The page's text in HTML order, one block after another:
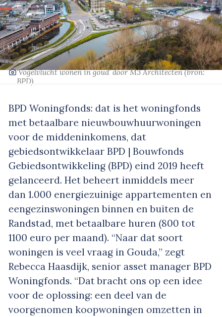
‘Vogelvlucht wonen in goud’door M3 Architecten(bron:
BPD)
BPD Woningfonds: dat is het woningfonds
met betaalbare nieuwbouwhuurwoningen
voor de middeninkomens, dat
gebiedsontwikkelaar BPD | Bouwfonds
Gebiedsontwikkeling (BPD) eind 2019 heeft
gelanceerd. Het beheert inmiddels meer
dan 1.000 energiezuinige appartementen en
eengezinswoningen binnen en buiten de
Randstad, met betaalbare huren (800 tot
1100 euro per maand). “Naar dat soort
woningen is veel vraag in Gouda,” zegt
Rebecca Haasdijk, senior asset manager BPD
Woningfonds. “Dat bracht ons op een idee
voor de oplossing: een deel van de
voorgenomen koopwoningen omzetten in